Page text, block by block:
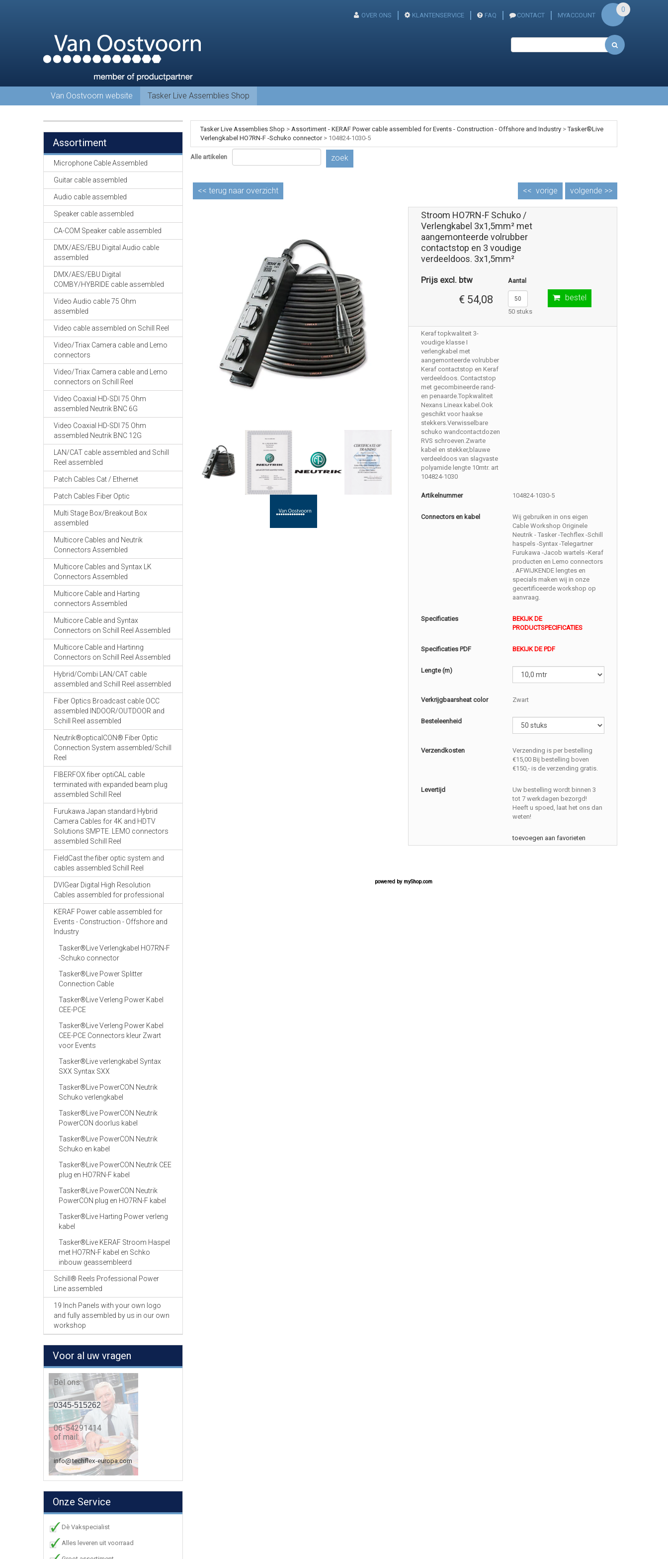
OVER ONS KLANTENSERVICE FAQ CONTACT MYACCOUNT
0
Van Oostvoorn website Tasker Live Assemblies Shop
Assortiment
Microphone Cable Assembled
Guitar cable assembled
Audio cable assembled
Speaker cable assembled
CA-COM Speaker cable assembled
DMX/AES/EBU Digital Audio cable
assembled
DMX/AES/EBU Digital
COMBY/HYBRIDE cable assembled
Video Audio cable 75 Ohm
assembled
Video cable assembled on Schill Reel
Video/Triax Camera cable and Lemo
connectors
Video/Triax Camera cable and Lemo
connectors on Schill Reel
Video Coaxial HD-SDI 75 Ohm
assembled Neutrik BNC 6G
Video Coaxial HD-SDI 75 Ohm
assembled Neutrik BNC 12G
LAN/CAT cable assembled and Schill
Reel assembled
Patch Cables Cat / Ethernet
Patch Cables Fiber Optic
Multi Stage Box/Breakout Box
assembled
Multicore Cables and Neutrik
Connectors Assembled
Multicore Cables and Syntax LK
Connectors Assembled
Multicore Cable and Harting
connectors Assembled
Multicore Cable and Syntax
Connectors on Schill Reel Assembled
Multicore Cable and Hartinng
Connectors on Schill Reel Assembled
Hybrid/Combi LAN/CAT cable
assembled and Schill Reel assembled
Fiber Optics Broadcast cable OCC
assembled INDOOR/OUTDOOR and
Schill Reel assembled
Neutrik®opticalCON® Fiber Optic
Connection System assembled/Schill
Reel
FIBERFOX fiber optiCAL cable
terminated with expanded beam plug
assembled Schill Reel
Furukawa Japan standard Hybrid
Camera Cables for 4K and HDTV
Solutions SMPTE. LEMO connectors
assembled Schill Reel
FieldCast the fiber optic system and
cables assembled Schill Reel
DVIGear Digital High Resolution
Cables assembled for professional
KERAF Power cable assembled for
Events - Construction - Offshore and
Industry
Tasker®Live Verlengkabel HO7RN-F
-Schuko connector
Tasker®Live Power Splitter
Connection Cable
Tasker®Live Verleng Power Kabel
CEE-PCE
Tasker®Live Verleng Power Kabel
CEE-PCE Connectors kleur Zwart
voor Events
Tasker®Live verlengkabel Syntax
SXX Syntax SXX
Tasker®Live PowerCON Neutrik
Schuko verlengkabel
Tasker®Live PowerCON Neutrik
PowerCON doorlus kabel
Tasker®Live PowerCON Neutrik
Schuko en kabel
Tasker®Live PowerCON Neutrik CEE
plug en HO7RN-F kabel
Tasker®Live PowerCON Neutrik
PowerCON plug en HO7RN-F kabel
Tasker®Live Harting Power verleng
kabel
Tasker®Live KERAF Stroom Haspel
met HO7RN-F kabel en Schko
inbouw geassembleerd
Schill® Reels Professional Power
Line assembled
19 Inch Panels with your own logo
and fully assembled by us in our own
workshop
Voor al uw vragen
Bel ons:
0345-515262
06-54291414
of mail:
info@techflex-europa.com
Onze Service
Dè Vakspecialist
Alles leveren uit voorraad
Tasker Live Assemblies Shop > Assortiment - KERAF Power cable assembled for Events - Construction - Offshore and Industry>Tasker®Live
Verlengkabel HO7RN-F -Schuko connector> 104824-1030-5
Alle artikelen zoek
<< terug naar overzicht volgende >>
<< vorige
Stroom HO7RN-F Schuko /
Verlengkabel 3x1,5mm² met
aangemonteerde volrubber
contactstop en 3 voudige
verdeeldoos. 3x1,5mm²
Prijs excl. btw
€ 54,08
Aantal
50 stuks
bestel
Keraf topkwaliteit 3-
voudige klasse I
verlengkabel met
aangemonteerde volrubber
Keraf contactstop en Keraf
verdeeldoos. Contactstop
met gecombineerde rand-
en penaarde.Topkwaliteit
Nexans Lineax kabel.Ook
geschikt voor haakse
stekkers.Verwisselbare
schuko wandcontactdozen
RVS schroeven.Zwarte
kabel en stekker,blauwe
verdeeldoos van slagvaste
polyamide lengte 10mtr. art
104824-1030
Artikelnummer 104824-1030-5
Connectors en kabel
Wij gebruiken in ons eigen
Cable Workshop Originele
Neutrik - Tasker -Techflex -Schill
haspels -Syntax -Telegartner
Furukawa -Jacob wartels -Keraf
producten en Lemo connectors
. AFWIJKENDE lengtes en
specials maken wij in onze
gecertificeerde workshop op
aanvraag.
Specificaties
BEKIJK DE
PRODUCTSPECIFICATIES
Specificaties PDF BEKIJK DE PDF
Lengte (m)
Verkrijgbaarsheat color Zwart
Besteleenheid
Verzendkosten
Verzending is per bestelling
€15,00 Bij bestelling boven
€150,- is de verzending gratis.
Levertijd
Uw bestelling wordt binnen 3
tot 7 werkdagen bezorgd!
Heeft u spoed, laat het ons dan
weten!
toevoegen aan favorieten
powered by myShop.com